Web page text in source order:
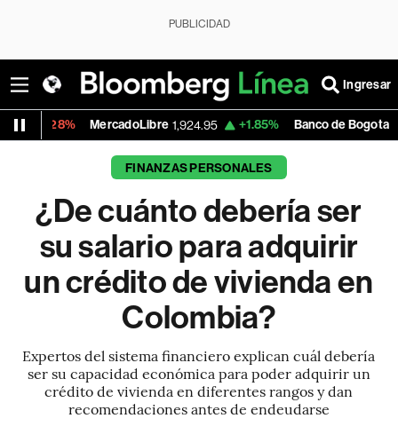
PUBLICIDAD
Ingresar
MercadoLibre 1,924.95 +1.85% Banco de Bogota 38,720.00 -
FINANZAS PERSONALES
¿De cuánto debería ser
su salario para adquirir
un crédito de vivienda en
Colombia?
Expertos del sistema financiero explican cuál debería
ser su capacidad económica para poder adquirir un
crédito de vivienda en diferentes rangos y dan
recomendaciones antes de endeudarse